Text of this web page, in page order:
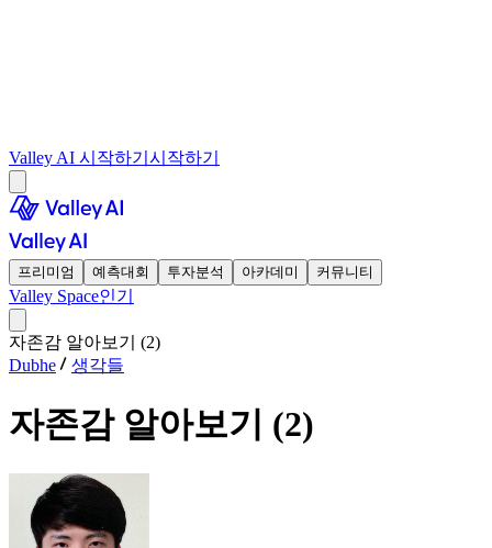
Valley AI 시작하기 시작하기
프리미엄 예측대회 투자분석 아카데미 커뮤니티
Valley Space인기
자존감 알아보기 (2)
Dubhe
생각들
자존감 알아보기 (2)